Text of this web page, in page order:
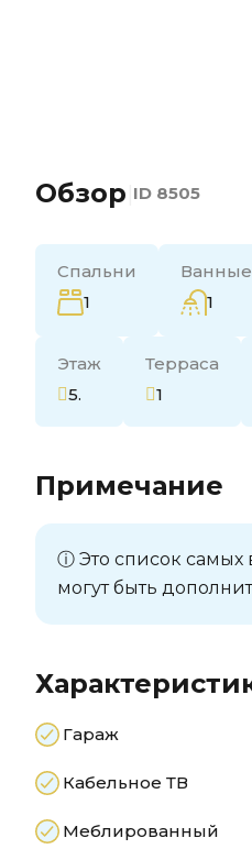
Обзор ID 8505
Спальни
1
1
Этаж
5.
Терраса
1
Примечание
ⓘ Это список
могут быть
Гараж
Кабельное ТВ
Меблированный